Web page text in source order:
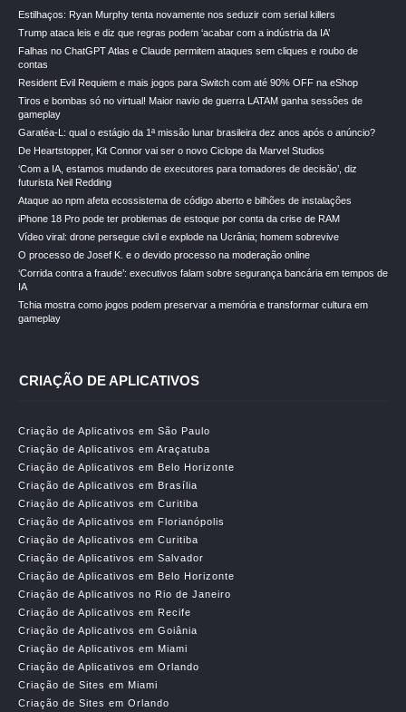
Estilhaços: Ryan Murphy tenta novamente nos seduzir com serial killers
Trump ataca leis e diz que regras podem ‘acabar com a indústria da IA’
Falhas no ChatGPT Atlas e Claude permitem ataques sem cliques e roubo de
contas
Resident Evil Requiem e mais jogos para Switch com até 90% OFF na eShop
Tiros e bombas só no virtual! Maior navio de guerra LATAM ganha sessões de
gameplay
Garatéa-L: qual o estágio da 1ª missão lunar brasileira dez anos após o anúncio?
De Heartstopper, Kit Connor vai ser o novo Ciclope da Marvel Studios
‘Com a IA, estamos mudando de executores para tomadores de decisão’, diz
futurista Neil Redding
Ataque ao npm afeta ecossistema de código aberto e bilhões de instalações
iPhone 18 Pro pode ter problemas de estoque por conta da crise de RAM
Vídeo viral: drone persegue civil e explode na Ucrânia; homem sobrevive
O processo de Josef K. e o devido processo na moderação online
‘Corrida contra a fraude’: executivos falam sobre segurança bancária em tempos de
IA
Tchia mostra como jogos podem preservar a memória e transformar cultura em
gameplay
CRIAÇÃO DE APLICATIVOS
Criação de Aplicativos em São Paulo
Criação de Aplicativos em Araçatuba
Criação de Aplicativos em Belo Horizonte
Criação de Aplicativos em Brasília
Criação de Aplicativos em Curitiba
Criação de Aplicativos em Florianópolis
Criação de Aplicativos em Curitiba
Criação de Aplicativos em Salvador
Criação de Aplicativos em Belo Horizonte
Criação de Aplicativos no Rio de Janeiro
Criação de Aplicativos em Recife
Criação de Aplicativos em Goiânia
Criação de Aplicativos em Miami
Criação de Aplicativos em Orlando
Criação de Sites em Miami
Criação de Sites em Orlando